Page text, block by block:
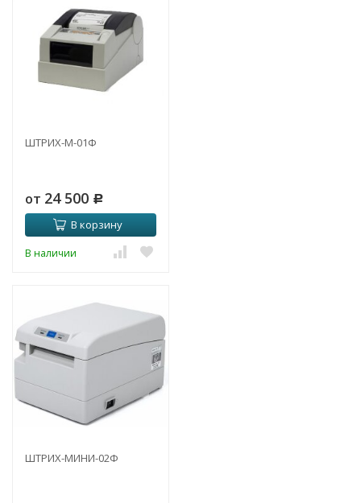
ШТРИХ-М-01Ф
от 24 500 Р
В корзину
В наличии
ШТРИХ-МИНИ-02Ф